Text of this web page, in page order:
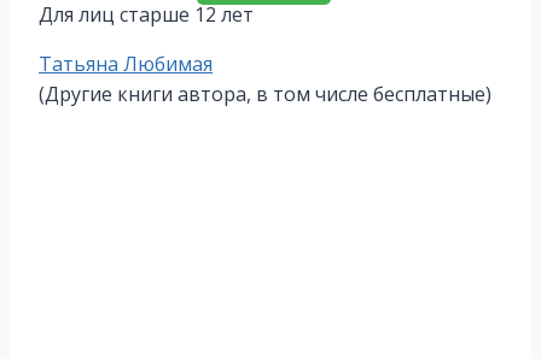
Для лиц старше 12 лет
Метки
записи:
Татьяна Любимая
(Другие книги автора, в том числе бесплатные)